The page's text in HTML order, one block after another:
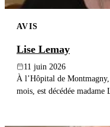
AVIS
Lise Lemay
11 juin 2026
À l’Hôpital de
mois, est décédée madame